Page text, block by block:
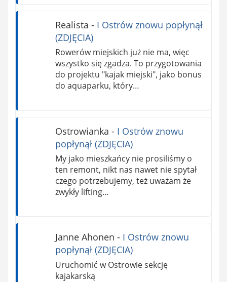
Realista - I Ostrów znowu popłynął
(ZDJĘCIA)
Rowerów miejskich już nie ma, więc
wszystko się zgadza. To przygotowania
do projektu "kajak miejski", jako bonus
do aquaparku, który…
Ostrowianka - I Ostrów znowu
popłynął (ZDJĘCIA)
My jako mieszkańcy nie prosiliśmy o
ten remont, nikt nas nawet nie spytał
czego potrzebujemy, też uważam że
zwykły lifting…
Janne Ahonen - I Ostrów znowu
popłynął (ZDJĘCIA)
Uruchomić w Ostrowie sekcję
kajakarską